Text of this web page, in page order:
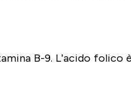
B-9. L’acido folico